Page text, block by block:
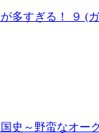
多すぎる！ ９ (
史～野蛮なオー